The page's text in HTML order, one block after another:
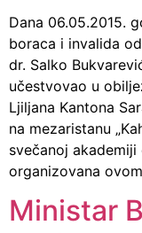
Dana 06.05.2015.
boraca i invalida
dr. Salko
učestvovao u
Ljiljana Kantona
na mezaristanu
svečanoj
organizovana
Ministar